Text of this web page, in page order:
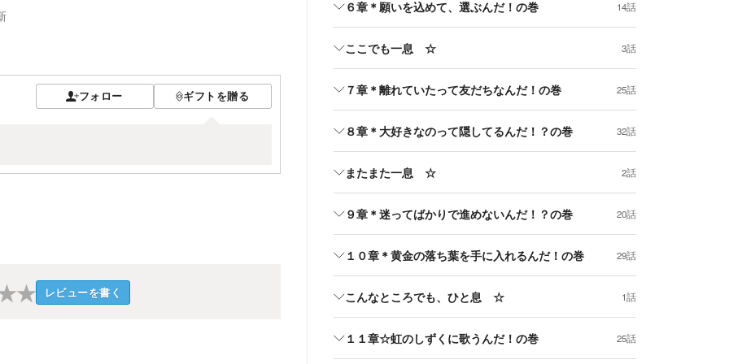
フォロー ギフトを贈る
★ レビューを書く
６章＊願いを込めて、選ぶんだ！の巻 14話
ここでも一息 ☆ 3話
７章＊離れていたって友だちなんだ！の巻 25話
８章＊大好きなのって隠してるんだ！？の巻 32話
またまた一息 ☆ 2話
９章＊迷ってばかりで進めないんだ！？の巻 20話
１０章＊黄金の落ち葉を手に入れるんだ！の巻 29話
こんなところでも、ひと息 ☆ 1話
１１章☆虹のしずくに歌うんだ！の巻 25話